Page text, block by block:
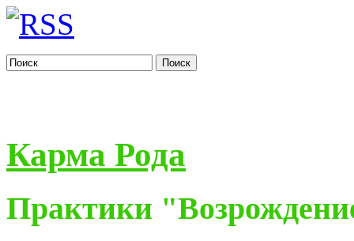
Поиск
Карма Рода
Практики